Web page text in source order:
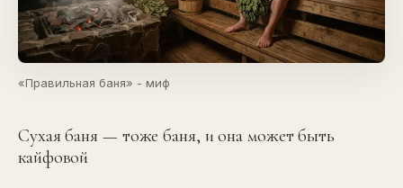
«Правильная баня» - миф
Сухая баня — тоже баня, и она может быть
кайфовой